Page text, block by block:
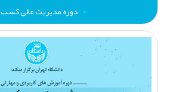
دوره مدیریت عالی کسب‌ و کار